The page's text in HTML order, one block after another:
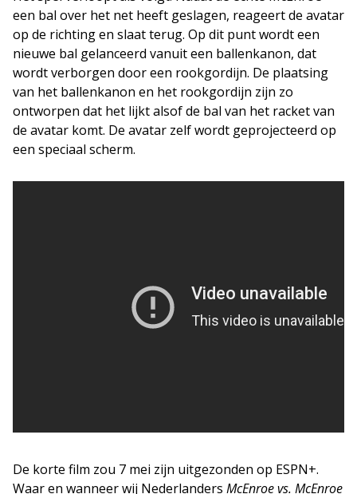
een bal over het net heeft geslagen, reageert de avatar
op de richting en slaat terug. Op dit punt wordt een
nieuwe bal gelanceerd vanuit een ballenkanon, dat
wordt verborgen door een rookgordijn. De plaatsing
van het ballenkanon en het rookgordijn zijn zo
ontworpen dat het lijkt alsof de bal van het racket van
de avatar komt. De avatar zelf wordt geprojecteerd op
een speciaal scherm.
De korte film zou 7 mei zijn uitgezonden op ESPN+.
Waar en wanneer wij Nederlanders McEnroe vs. McEnroe